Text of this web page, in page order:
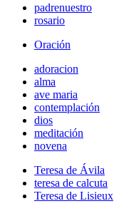
padrenuestro
rosario
Oración
adoracion
alma
ave maria
contemplación
dios
meditación
novena
Teresa de Ávila
teresa de calcuta
Teresa de Lisieux